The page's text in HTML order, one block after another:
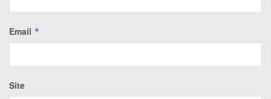
Email *
Site